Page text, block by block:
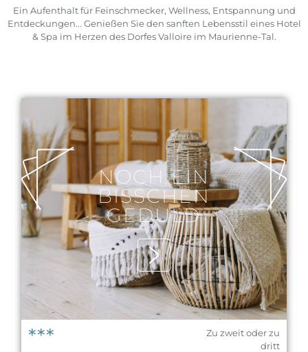
Ein Aufenthalt für Feinschmecker, Wellness, Entspannung und
Entdeckungen... Genießen Sie den sanften Lebensstil eines Hotel
& Spa im Herzen des Dorfes Valloire im Maurienne-Tal.
NOCH EIN
BISSCHEN
GEDULD
***
Zu zweit oder zu
dritt